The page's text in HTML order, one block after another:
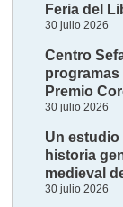
Feria del
30 julio 2026
Centro
programas
Premio
30 julio 2026
Un
historia
medieval
30 julio 2026